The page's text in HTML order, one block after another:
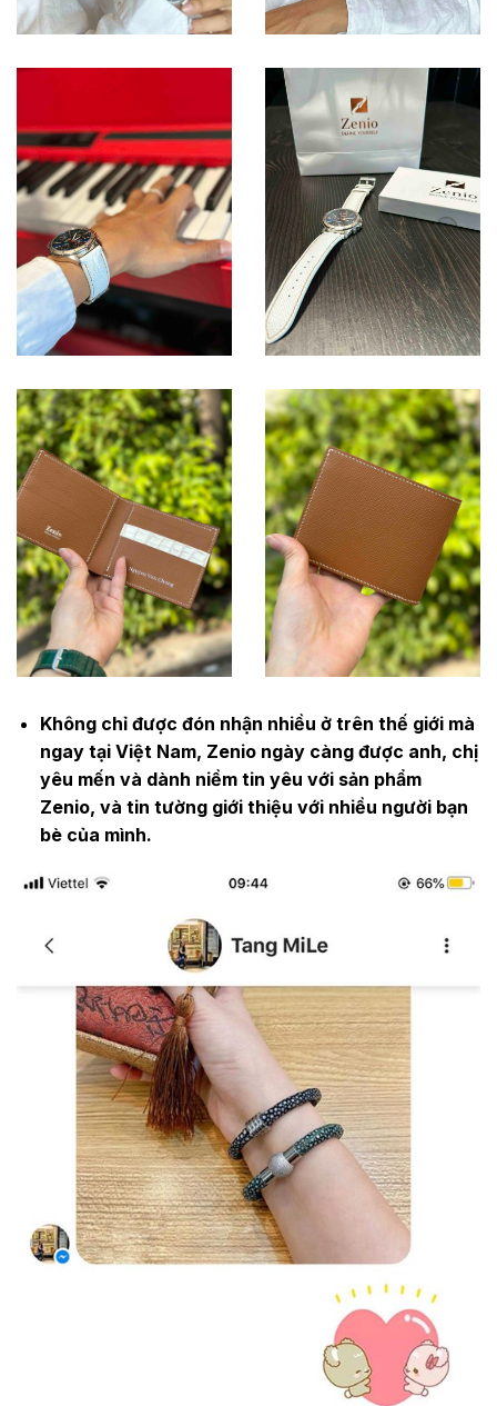
Không chỉ được đón nhận nhiều ở trên thế giới mà
ngay tại Việt Nam, Zenio ngày càng được anh, chị
yêu mến và dành niềm tin yêu với sản phẩm
Zenio, và tin tường giới thiệu với nhiều người bạn
bè của mình.